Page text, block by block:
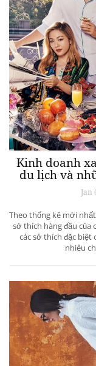
Kinh doanh
du lịch và
Jan
Theo thống kê mới
sở thích hàng đầu của
các sở thích đặc biệt
nhiêu